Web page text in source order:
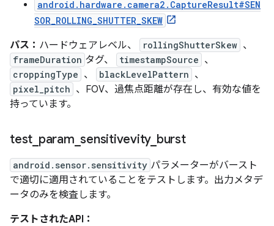
android.hardware.camera2.CaptureResult#SEN
SOR_ROLLING_SHUTTER_SKEW
パス： ハードウェアレベル、 rollingShutterSkew 、
frameDuration タグ、 timestampSource 、
croppingType 、 blackLevelPattern 、
pixel_pitch 、FOV、過焦点距離が存在し、有効な値を
持っています。
test param _sensitivevity_ burst
android.sensor.sensitivity パラメーターがバースト
で適切に適用されていることをテストします。出力メタデ
ータのみを検査します。
テストされたAPI：